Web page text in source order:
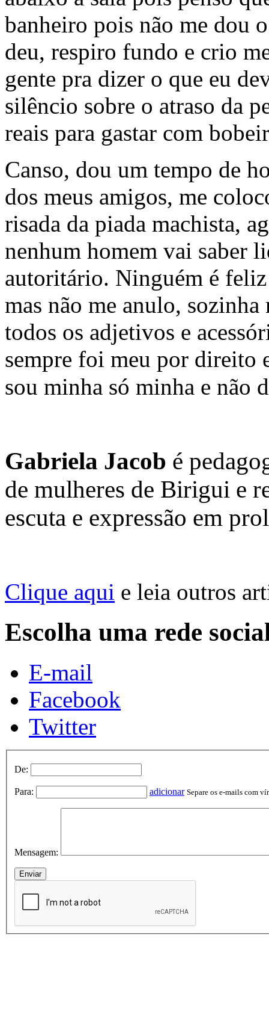
banheiro pois não me dou
deu, respiro fundo e crio
gente pra dizer o que eu
silêncio sobre o atraso da
reais para gastar com
Canso, dou um tempo de
dos meus amigos, me
risada da piada machista,
nenhum homem vai saber
autoritário. Ninguém é
mas não me anulo, sozinha
todos os adjetivos e
sempre foi meu por direito
sou minha só minha e não
Gabriela Jacob é
de mulheres de Birigui e
escuta e expressão em
Clique aqui e leia outros
Escolha uma rede
E-mail
Facebook
Twitter
De:
Para: adicionar Separe os e-mails com
Mensagem: